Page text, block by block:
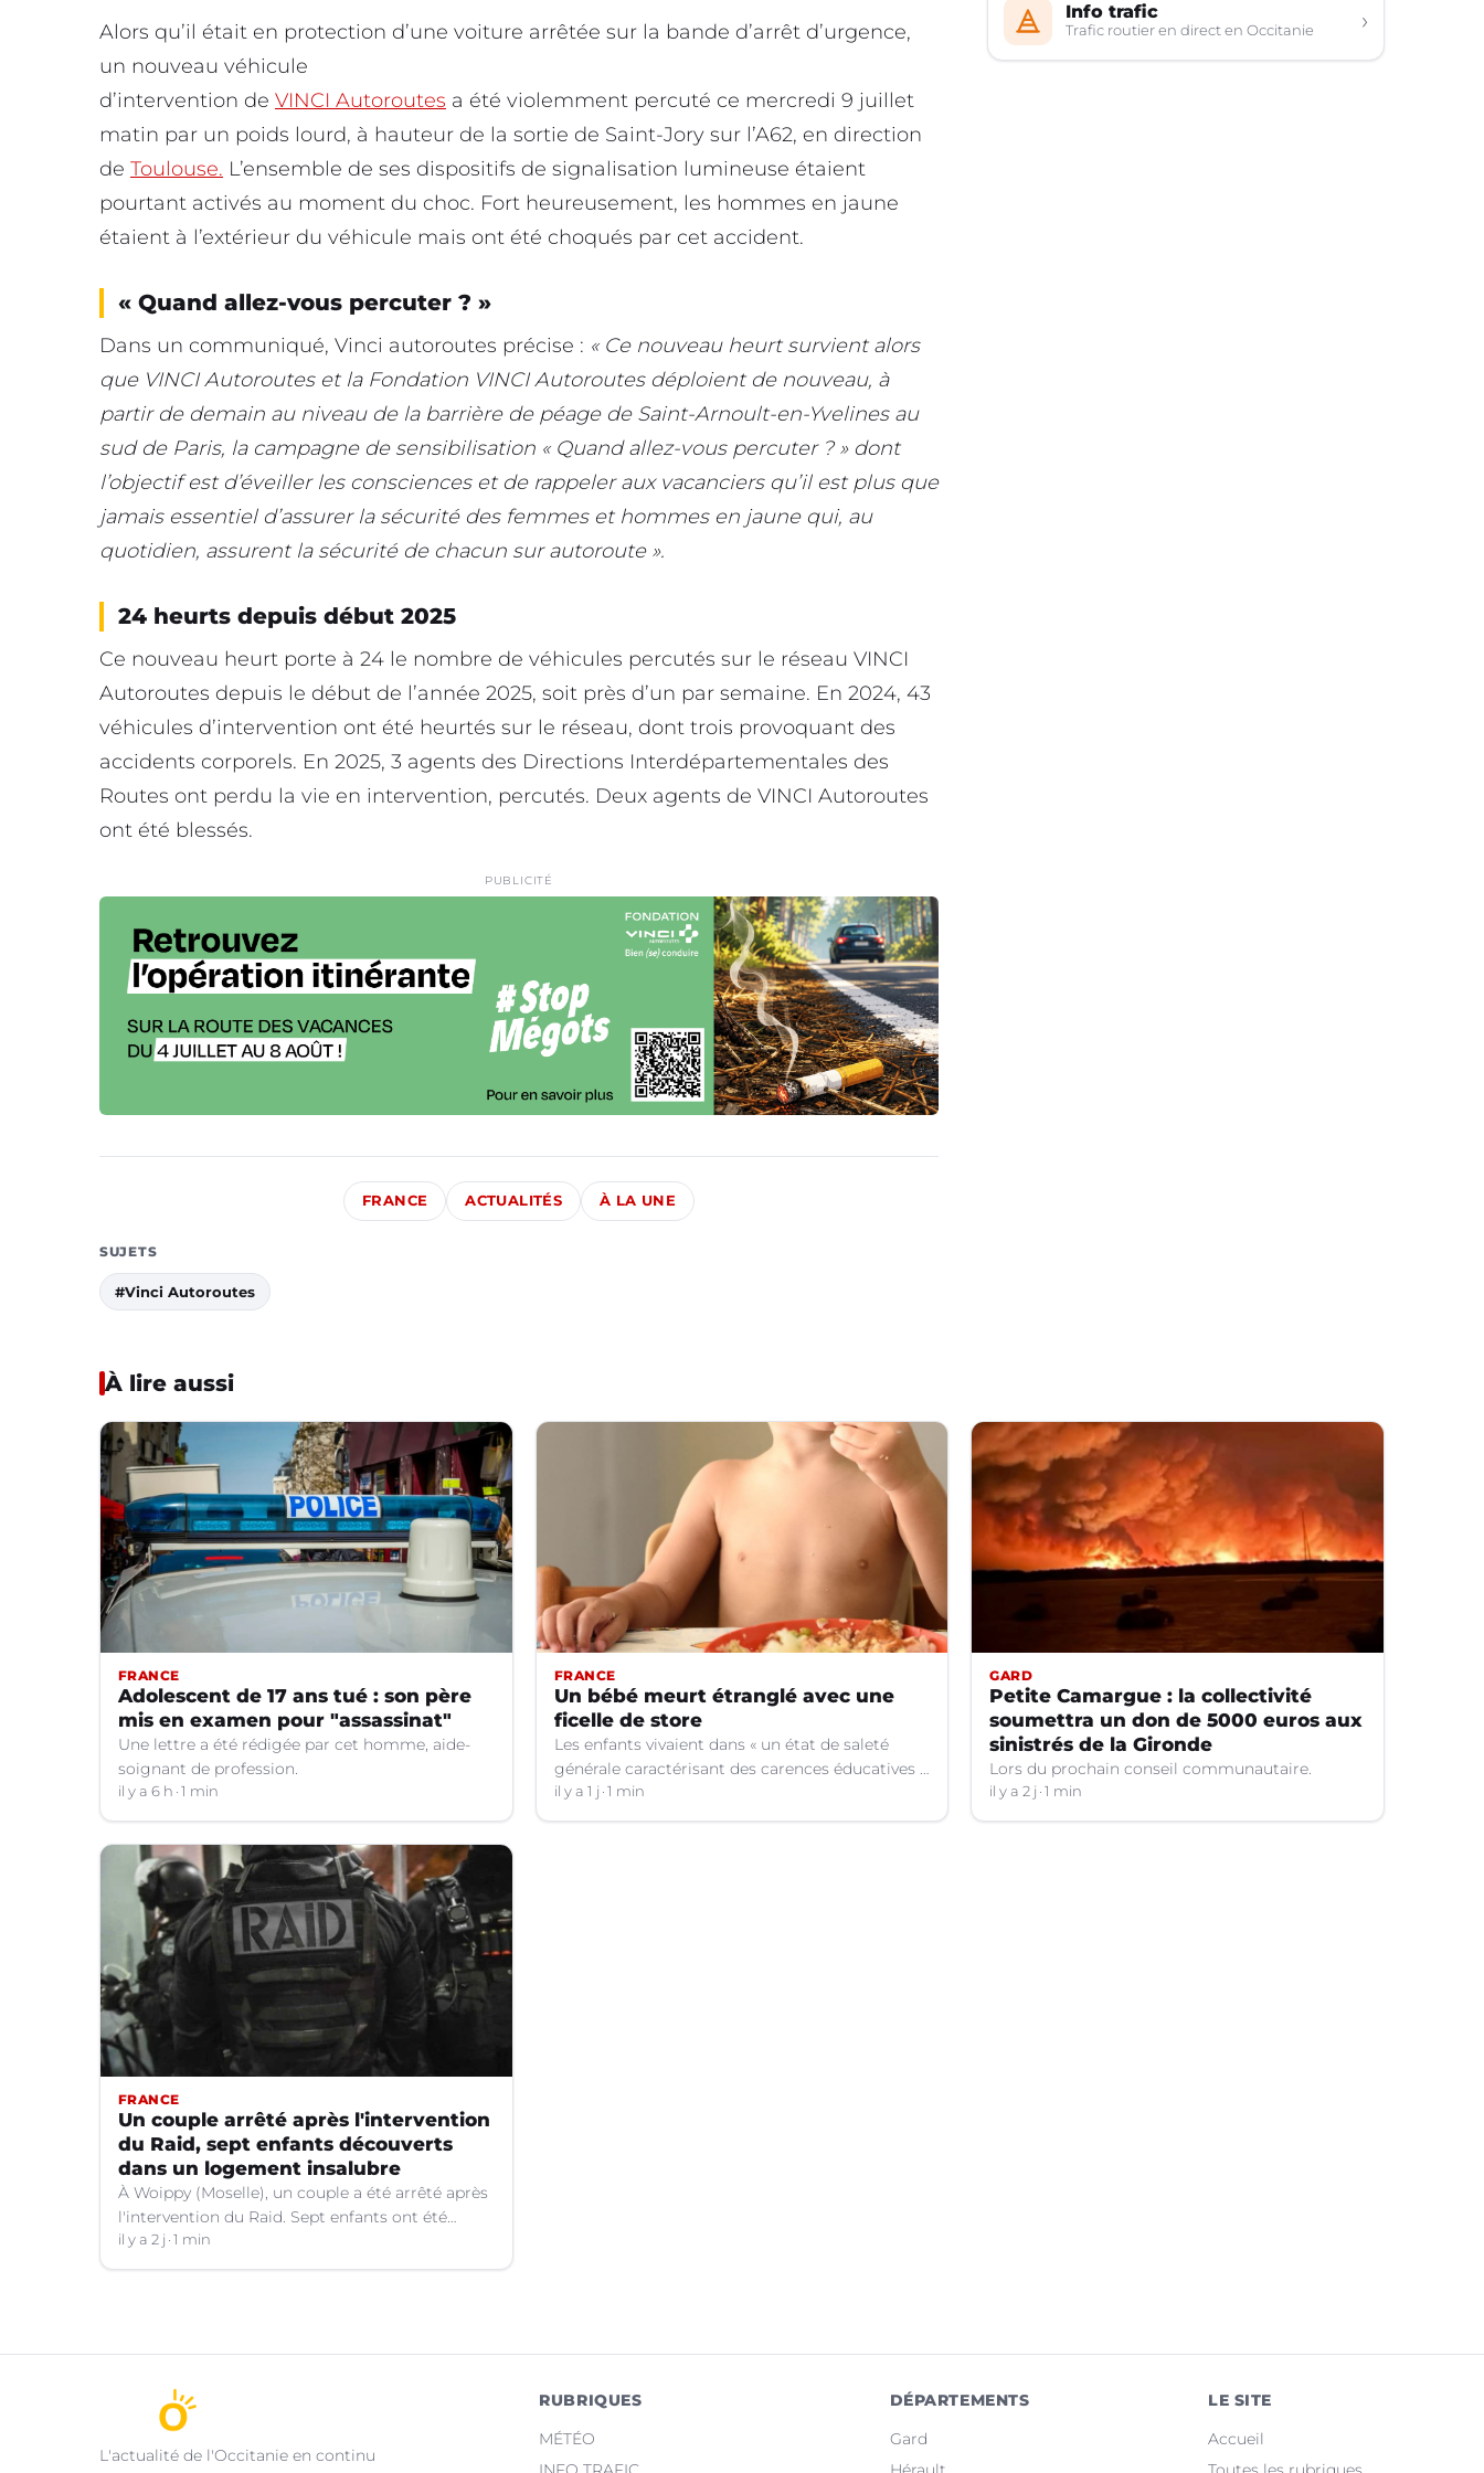
Alors qu’il était en protection d’une voiture arrêtée sur la bande d’arrêt d’urgence,
un nouveau véhicule
d’intervention de VINCI Autoroutes a été violemment percuté ce mercredi 9 juillet
matin par un poids lourd, à hauteur de la sortie de Saint-Jory sur l’A62, en direction
de Toulouse. L’ensemble de ses dispositifs de signalisation lumineuse étaient
pourtant activés au moment du choc. Fort heureusement, les hommes en jaune
étaient à l’extérieur du véhicule mais ont été choqués par cet accident.
« Quand allez-vous percuter ? »
Dans un communiqué, Vinci autoroutes précise : « Ce nouveau heurt survient alors
que VINCI Autoroutes et la Fondation VINCI Autoroutes déploient de nouveau, à
partir de demain au niveau de la barrière de péage de Saint-Arnoult-en-Yvelines au
sud de Paris, la campagne de sensibilisation « Quand allez-vous percuter ? » dont
l’objectif est d’éveiller les consciences et de rappeler aux vacanciers qu’il est plus que
jamais essentiel d’assurer la sécurité des femmes et hommes en jaune qui, au
quotidien, assurent la sécurité de chacun sur autoroute ».
24 heurts depuis début 2025
Ce nouveau heurt porte à 24 le nombre de véhicules percutés sur le réseau VINCI
Autoroutes depuis le début de l’année 2025, soit près d’un par semaine. En 2024, 43
véhicules d’intervention ont été heurtés sur le réseau, dont trois provoquant des
accidents corporels. En 2025, 3 agents des Directions Interdépartementales des
Routes ont perdu la vie en intervention, percutés. Deux agents de VINCI Autoroutes
ont été blessés.
PUBLICITÉ
FRANCE ACTUALITÉS À LA UNE
SUJETS
#Vinci Autoroutes
Info trafic
Trafic routier en direct en Occitanie ›
À lire aussi
FRANCE
Adolescent de 17 ans tué : son père
mis en examen pour "assassinat"
Une lettre a été rédigée par cet homme, aide-
soignant de profession.
il y a 6 h 1 min
FRANCE
Un bébé meurt étranglé avec une
ficelle de store
Les enfants vivaient dans « un état de saleté
générale caractérisant des carences éducatives »,
indique le parquet.
il y a 1 j 1 min
GARD
Petite Camargue : la collectivité
soumettra un don de 5000 euros aux
sinistrés de la Gironde
Lors du prochain conseil communautaire.
il y a 2 j 1 min
FRANCE
Un couple arrêté après l'intervention
du Raid, sept enfants découverts
dans un logement insalubre
À Woippy (Moselle), un couple a été arrêté après
l'intervention du Raid. Sept enfants ont été
trouvés dans un logement insalubre.
il y a 2 j 1 min
L'actualité de l'Occitanie en continu
RUBRIQUES
MÉTÉO
DÉPARTEMENTS
Gard
LE SITE
Accueil